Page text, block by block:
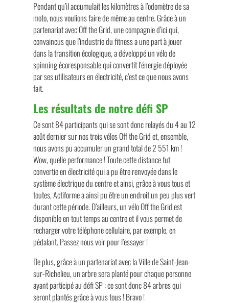
Pendant qu’il accumulait les kilomètres à l’odomètre de sa
moto, nous voulions faire de même au centre. Grâce à un
partenariat avec Off the Grid, une compagnie d’ici qui,
convaincus que l’industrie du fitness a une part à jouer
dans la transition écologique, a développé un vélo de
spinning écoresponsable qui convertit l’énergie déployée
par ses utilisateurs en électricité, c’est ce que nous avons
fait.
Les résultats de notre défi SP
Ce sont 84 participants qui se sont donc relayés du 4 au 12
août dernier sur nos trois vélos Off the Grid et, ensemble,
nous avons pu accumuler un grand total de 2 551 km !
Wow, quelle performance ! Toute cette distance fut
convertie en électricité qui a pu être renvoyée dans le
système électrique du centre et ainsi, grâce à vous tous et
toutes, Actiforme a ainsi pu être un endroit un peu plus vert
durant cette période. D’ailleurs, un vélo Off the Grid est
disponible en tout temps au centre et il vous permet de
recharger votre téléphone cellulaire, par exemple, en
pédalant. Passez nous voir pour l’essayer !
De plus, grâce à un partenariat avec la Ville de Saint-Jean-
sur-Richelieu, un arbre sera planté pour chaque personne
ayant participé au défi SP : ce sont donc 84 arbres qui
seront plantés grâce à vous tous ! Bravo !